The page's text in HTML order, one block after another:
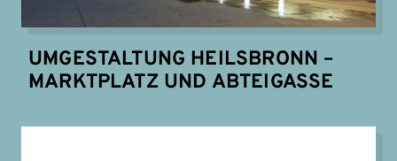
UMGESTALTUNG HEILSBRONN –
MARKTPLATZ UND ABTEIGASSE